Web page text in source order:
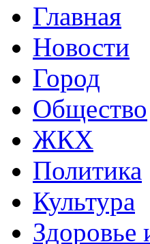
Главная
Новости
Город
Общество
ЖКХ
Политика
Культура
Здоровье